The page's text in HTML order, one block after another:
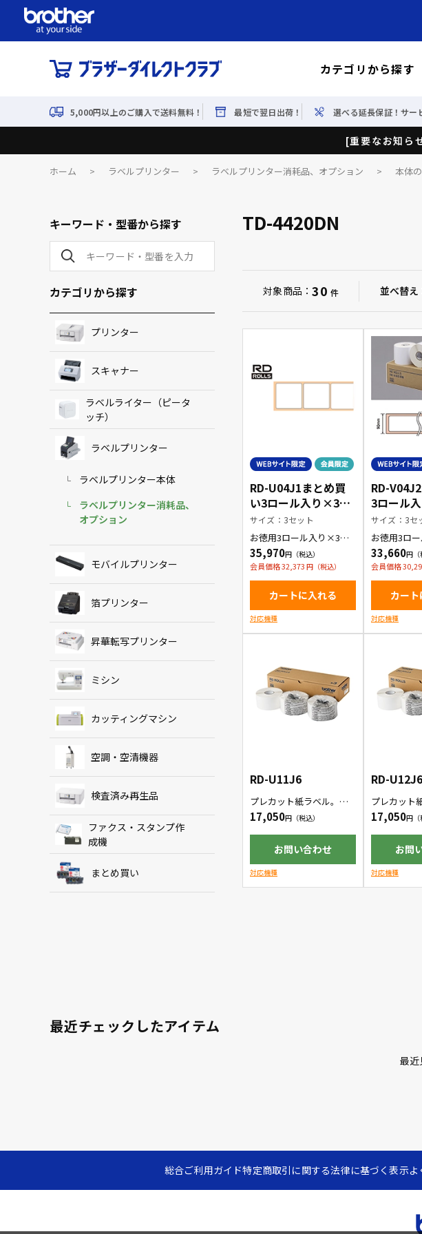
カテゴリから探す
5,000円以上のご購入で送料無料！ 最短で翌日出荷！ 選べる延長保証！サー
[重要なお知ら
ホーム > ラベルプリンター > ラベルプリンター消耗品、オプション > 本体
キーワード・型番から探す
カテゴリから探す
プリンター
スキャナー
ラベルライター（ピータ
ッチ）
ラベルプリンター
ラベルプリンター本体
ラベルプリンター消耗品、
オプション
モバイルプリンター
箔プリンター
昇華転写プリンター
ミシン
カッティングマシン
空調・空清機器
検査済み再生品
ファクス・スタンプ作
成機
まとめ買い
TD-4420DN
対象商品：30 件 並べ替え
RD-U04J1まとめ買
い3ロール入り×3セ
ット【WEB限定商
品】
サイズ：3セット
お徳用3ロール入り×3セ
ット プレカット紙ラベル
35,970
会員価格 32,373
カートに入れる
対応機種
RD-
3ロール
ト【WEB
サイズ：3セ
お徳用3ロ
ット 長尺紙
33,660
会員価格
カー
対応機種
RD-U11J6
プレカット紙ラベル。ユ
ポ紙採用で、耐水性と強
度を両立したラベル！
17,050
お問い合わせ
対応機種
RD-U12J6
プレカット
ポ紙採用で
度を両立し
17,050
お問
対応機種
最近チェックしたアイテム
最近
総合ご利用ガイド特定商取引に関する法律に基づく表示よ